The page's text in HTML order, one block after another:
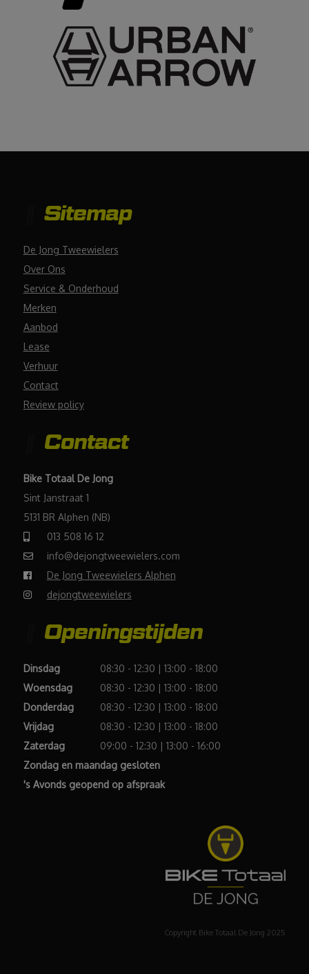
Sitemap
De Jong Tweewielers
Over Ons
Service & Onderhoud
Merken
Aanbod
Lease
Verhuur
Contact
Review policy
Contact
Bike Totaal De Jong
Sint Janstraat 1
5131 BR Alphen (NB)
013 508 16 12
info@dejongtweewielers.com
De Jong Tweewielers Alphen
dejongtweewielers
Openingstijden
Dinsdag
08:30 - 12:30 | 13:00 - 18:00
Woensdag
08:30 - 12:30 | 13:00 - 18:00
Donderdag
08:30 - 12:30 | 13:00 - 18:00
Vrijdag
08:30 - 12:30 | 13:00 - 18:00
Zaterdag
09:00 - 12:30 | 13:00 - 16:00
Zondag en maandag gesloten
's Avonds geopend op afspraak
Copyright Bike Totaal De Jong 2025